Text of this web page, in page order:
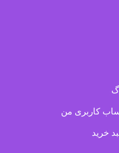
کاربری من
خرید